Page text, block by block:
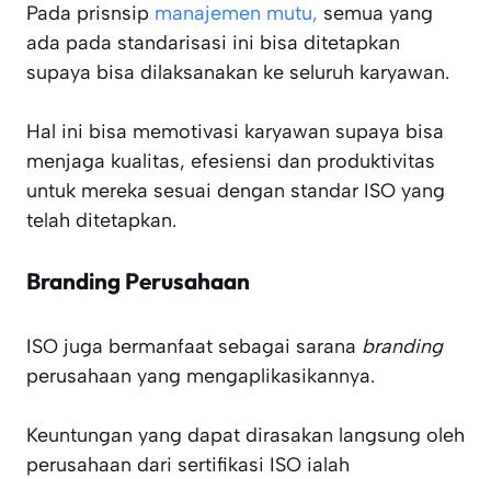
Pada prisnsip manajemen mutu, semua yang
ada pada standarisasi ini bisa ditetapkan
supaya bisa dilaksanakan ke seluruh karyawan.
Hal ini bisa memotivasi karyawan supaya bisa
menjaga kualitas, efesiensi dan produktivitas
untuk mereka sesuai dengan standar ISO yang
telah ditetapkan.
Branding Perusahaan
ISO juga bermanfaat sebagai sarana branding
perusahaan yang mengaplikasikannya.
Keuntungan yang dapat dirasakan langsung oleh
perusahaan dari sertifikasi ISO ialah